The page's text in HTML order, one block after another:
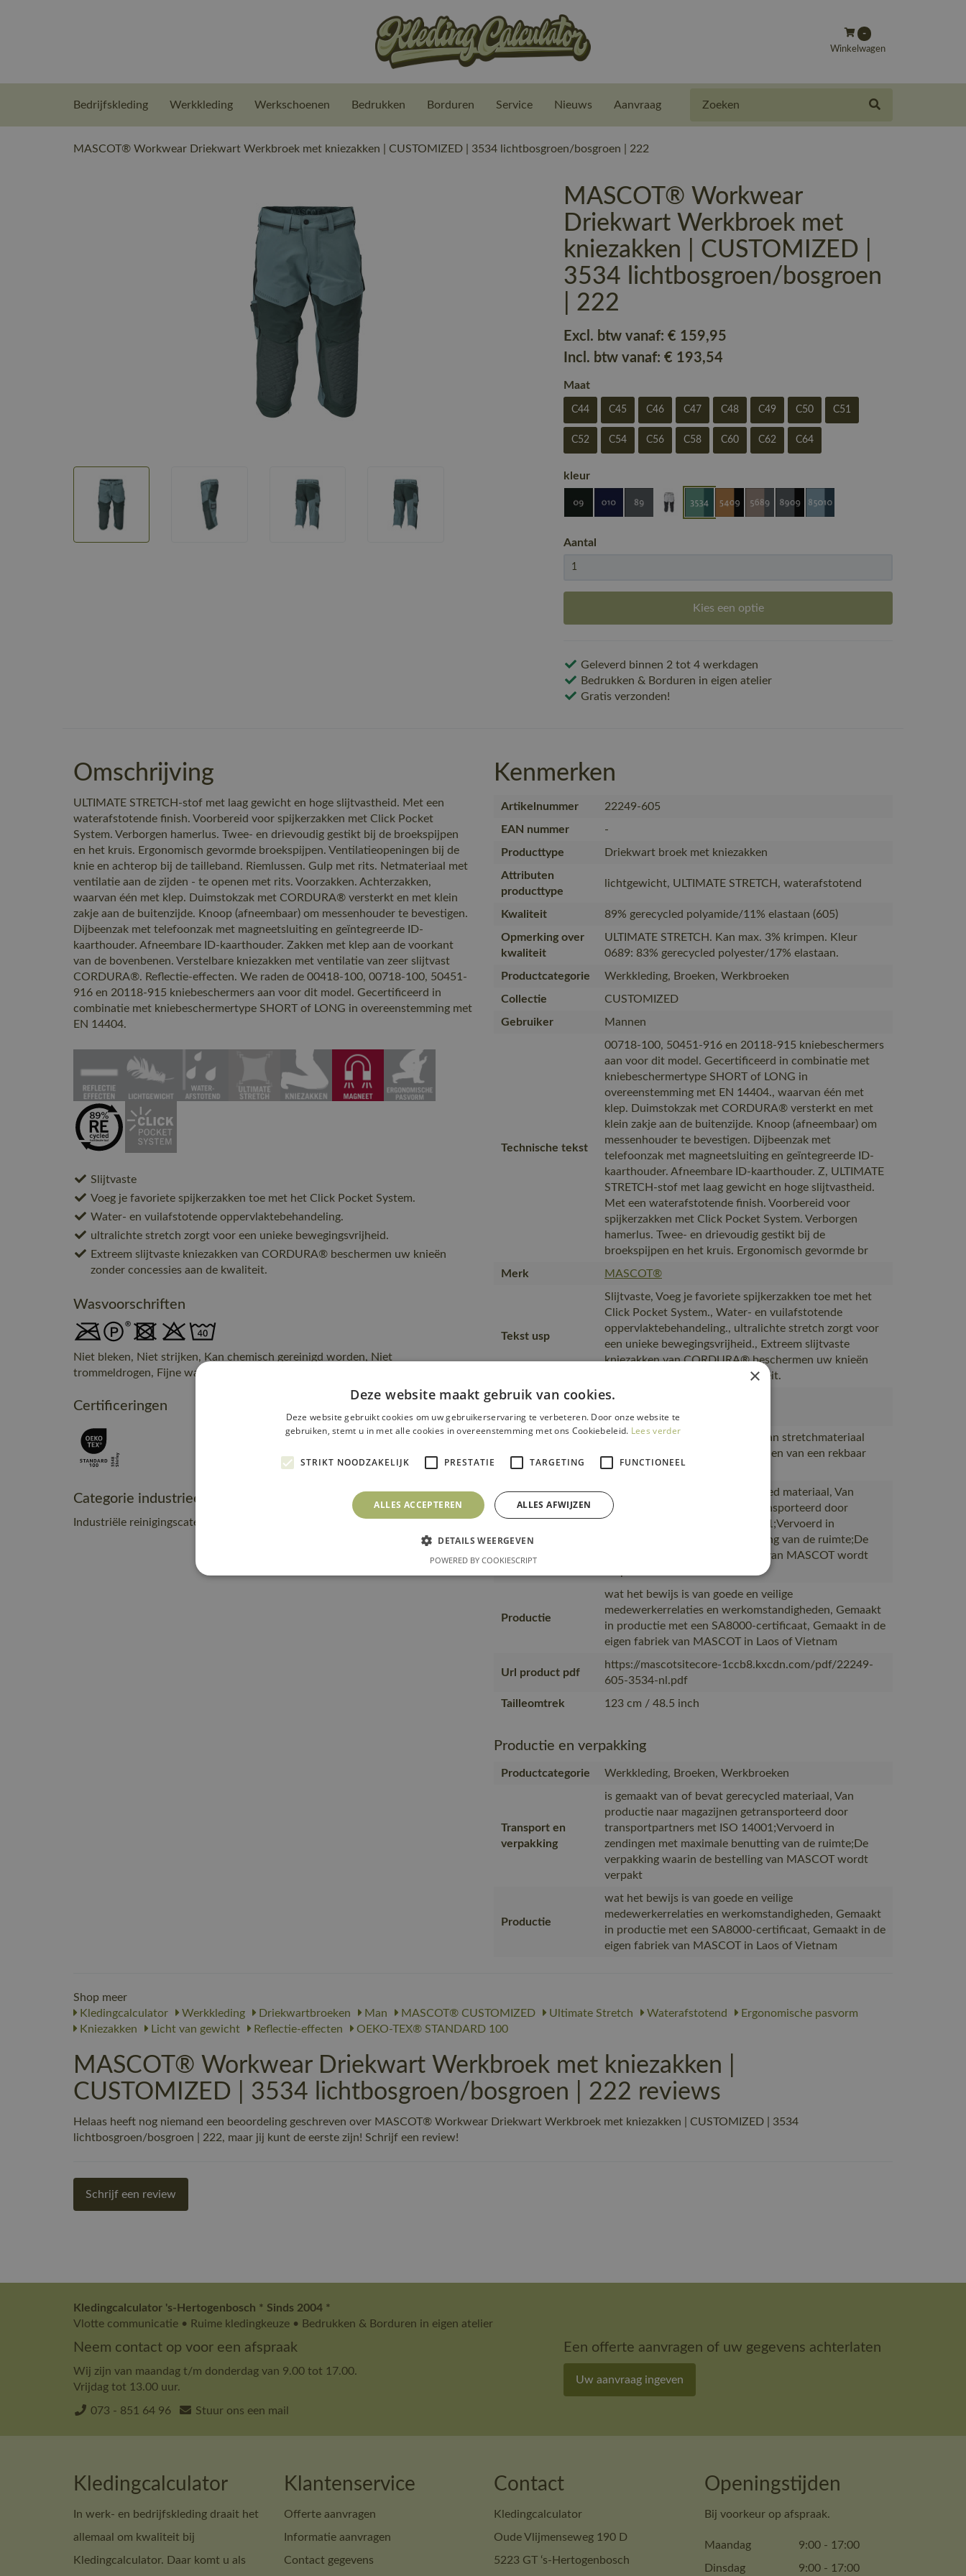
-
Winkelwagen
Bedrijfskleding Werkkleding Werkschoenen Bedrukken Borduren Service Nieuws Aanvraag
MASCOT® Workwear Driekwart Werkbroek met kniezakken | CUSTOMIZED | 3534 lichtbosgroen/bosgroen | 222
MASCOT® Workwear
Driekwart Werkbroek met
kniezakken | CUSTOMIZED |
3534 lichtbosgroen/bosgroen
| 222
Excl. btw vanaf:€ 159,95
Incl. btw vanaf:€ 193,54
Maat
C44 C45 C46 C47 C48 C49 C50 C51
C52 C54 C56 C58 C60 C62 C64
kleur
Aantal
Kies een optie
Geleverd binnen 2 tot 4 werkdagen
Bedrukken & Borduren in eigen atelier
Gratis verzonden!
Omschrijving
ULTIMATE STRETCH-stof met laag gewicht en hoge slijtvastheid. Met een
waterafstotende finish. Voorbereid voor spijkerzakken met Click Pocket
System. Verborgen hamerlus. Twee- en drievoudig gestikt bij de broekspijpen
en het kruis. Ergonomisch gevormde broekspijpen. Ventilatieopeningen bij de
knie en achterop bij de tailleband. Riemlussen. Gulp met rits. Netmateriaal met
ventilatie aan de zijden - te openen met rits. Voorzakken. Achterzakken,
waarvan één met klep. Duimstokzak met CORDURA® versterkt en met klein
zakje aan de buitenzijde. Knoop (afneembaar) om messenhouder te bevestigen.
Dijbeenzak met telefoonzak met magneetsluiting en geïntegreerde ID-
kaarthouder. Afneembare ID-kaarthouder. Zakken met klep aan de voorkant
van de bovenbenen. Verstelbare kniezakken met ventilatie van zeer slijtvast
CORDURA®. Reflectie-effecten. We raden de 00418-100, 00718-100, 50451-
916 en 20118-915 kniebeschermers aan voor dit model. Gecertificeerd in
combinatie met kniebeschermertype SHORT of LONG in overeenstemming met
EN 14404.
Slijtvaste
Voeg je favoriete spijkerzakken toe met het Click Pocket System.
Water- en vuilafstotende oppervlaktebehandeling.
ultralichte stretch zorgt voor een unieke bewegingsvrijheid.
Extreem slijtvaste kniezakken van CORDURA® beschermen uw knieën
zonder concessies aan de kwaliteit.
Wasvoorschriften
Niet bleken, Niet strijken, Kan chemisch gereinigd worden, Niet
trommeldrogen, Fijne was, max. 40° C
Certificeringen
Categorie industrieel onderhoud
Industriële reinigingscategorie C2
Kenmerken
Artikelnummer
22249-605
EAN nummer
-
Producttype
Driekwart broek met kniezakken
Attributen
producttype
lichtgewicht, ULTIMATE STRETCH, waterafstotend
Kwaliteit
89% gerecycled polyamide/11% elastaan (605)
Opmerking over
kwaliteit
ULTIMATE STRETCH. Kan max. 3% krimpen. Kleur
0689: 83% gerecycled polyester/17% elastaan.
Productcategorie
Werkkleding, Broeken, Werkbroeken
Collectie
CUSTOMIZED
Gebruiker
Mannen
Technische tekst
00718-100, 50451-916 en 20118-915 kniebeschermers
aan voor dit model. Gecertificeerd in combinatie met
kniebeschermertype SHORT of LONG in
overeenstemming met EN 14404., waarvan één met
klep. Duimstokzak met CORDURA® versterkt en met
klein zakje aan de buitenzijde. Knoop (afneembaar) om
messenhouder te bevestigen. Dijbeenzak met
telefoonzak met magneetsluiting en geïntegreerde ID-
kaarthouder. Afneembare ID-kaarthouder. Z, ULTIMATE
STRETCH-stof met laag gewicht en hoge slijtvastheid.
Met een waterafstotende finish. Voorbereid voor
spijkerzakken met Click Pocket System. Verborgen
hamerlus. Twee- en drievoudig gestikt bij de
broekspijpen en het kruis. Ergonomisch gevormde br
Merk
MASCOT®
Tekst usp
Slijtvaste, Voeg je favoriete spijkerzakken toe met het
Click Pocket System., Water- en vuilafstotende
oppervlaktebehandeling., ultralichte stretch zorgt voor
een unieke bewegingsvrijheid., Extreem slijtvaste
kniezakken van CORDURA® beschermen uw knieën
zonder concessies aan de kwaliteit.
Fitting
accessories
Omdat het product gemaakt is van stretchmateriaal
dient er gebruik gemaakt te worden van een rekbaar
transfer.
verpakking
is gemaakt van of bevat gerecycled materiaal, Van
productie naar magazijnen getransporteerd door
transportpartners met ISO 14001;Vervoerd in
zendingen met maximale benutting van de ruimte;De
verpakking waarin de bestelling van MASCOT wordt
Productie
wat het bewijs is van goede en veilige
medewerkerrelaties en werkomstandigheden, Gemaakt
in productie met een SA8000-certificaat, Gemaakt in de
eigen fabriek van MASCOT in Laos of Vietnam
Url product pdf
https://mascotsitecore-1ccb8.kxcdn.com/pdf/22249-
605-3534-nl.pdf
Tailleomtrek
123 cm / 48.5 inch
Productie en verpakking
Productcategorie Werkkleding, Broeken, Werkbroeken
Transport en
verpakking
is gemaakt van of bevat gerecycled materiaal, Van
productie naar magazijnen getransporteerd door
transportpartners met ISO 14001;Vervoerd in
zendingen met maximale benutting van de ruimte;De
verpakking waarin de bestelling van MASCOT wordt
verpakt
Productie
wat het bewijs is van goede en veilige
medewerkerrelaties en werkomstandigheden, Gemaakt
in productie met een SA8000-certificaat, Gemaakt in de
eigen fabriek van MASCOT in Laos of Vietnam
Shop meer
Kledingcalculator
Werkkleding Driekwartbroeken Man MASCOT® CUSTOMIZED Ultimate Stretch Waterafstotend
Ergonomische pasvorm
Kniezakken
Licht van gewicht Reflectie-effecten OEKO-TEX® STANDARD 100
MASCOT® Workwear Driekwart Werkbroek met kniezakken |
CUSTOMIZED | 3534 lichtbosgroen/bosgroen | 222 reviews
Helaas heeft nog niemand een beoordeling geschreven over MASCOT® Workwear Driekwart Werkbroek met kniezakken | CUSTOMIZED | 3534
lichtbosgroen/bosgroen | 222, maar jij kunt de eerste zijn! Schrijf een review!
Schrijf een review
Kledingcalculator 's-Hertogenbosch * Sinds 2004 *
Vlotte communicatie • Ruime kledingkeuze • Bedrukken & Borduren in eigen atelier
Neem contact op voor een afspraak
Wij zijn van maandag t/m donderdag van 9.00 tot 17.00.
Vrijdag tot 13.00 uur.
073 - 851 64 96 Stuur ons een mail
Een offerte aanvragen of uw gegevens achterlaten
Uw aanvraag ingeven
Kledingcalculator
In werk- en bedrijfskleding draait het
allemaal om kwaliteit bij
Kledingcalculator. Daar komt u als
Klantenservice
Offerte aanvragen
Informatie aanvragen
Contact gegevens
Contact
Kledingcalculator
Oude Vlijmenseweg 190 D
5223 GT ‘s-Hertogenbosch
Openingstijden
Bij voorkeur op afspraak.
Maandag 9:00 - 17:00
Dinsdag
9:00 - 17:00
×
Deze website maakt gebruik van cookies.
Deze website gebruikt cookies om uw gebruikerservaring te verbeteren. Door onze website te
gebruiken, stemt u in met alle cookies in overeenstemming met ons Cookiebeleid. Lees verder
STRIKT NOODZAKELIJK PRESTATIE TARGETING FUNCTIONEEL
ALLES ACCEPTEREN ALLES AFWIJZEN
DETAILS WEERGEVEN
POWERED BY COOKIESCRIPT